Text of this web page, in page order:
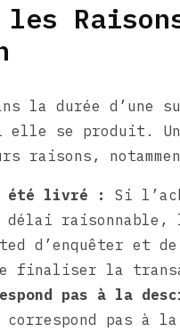
les
la durée d’une
elle se produit.
raisons,
été livré :
Si
raisonnable,
d’enquêter et
finaliser la
pas à la
pas à